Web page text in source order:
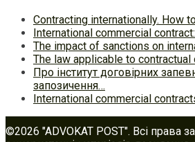
Contracting internationally. How
International commercial
The impact of sanctions on
The law applicable to
Про інститут договірних
запозичення…
International commercial
©2026 "ADVOKAT POST". Всі права